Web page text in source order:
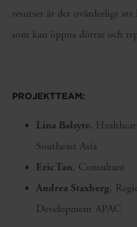
resurser är det ovärderligt
som kan öppna dörrar och
PROJEKTTEAM:
Lina Balsyte,
Southeast Asia
Eric Tan, Consultant
Andrea Staxberg,
Development APAC